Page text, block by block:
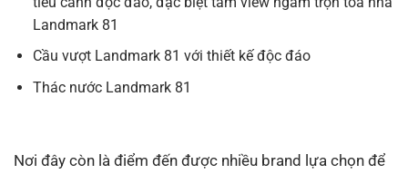
Landmark 81
Cầu vượt Landmark 81 với thiết kế độc đáo
Thác nước Landmark 81
Nơi đây còn là điểm đến được nhiều brand lựa chọn để